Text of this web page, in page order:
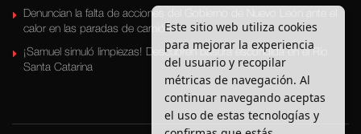
Denuncian la falta de acciones del Gobierno de Nuevo León ante el
calor en las paradas de camión
¡Samuel simuló limpiezas! Descubren basura escondida en el Río
Santa Catarina
Este sitio web utiliza cookies
para mejorar la experiencia
del usuario y recopilar
métricas de navegación. Al
continuar navegando aceptas
el uso de estas tecnologías y